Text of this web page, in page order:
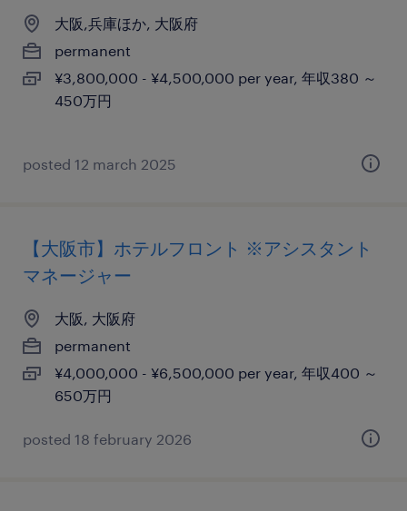
大阪,兵庫ほか, 大阪府
permanent
¥3,800,000 - ¥4,500,000 per year, 年収380 ～
450万円
posted 12 march 2025
【大阪市】ホテルフロント ※アシスタント
マネージャー
大阪, 大阪府
permanent
¥4,000,000 - ¥6,500,000 per year, 年収400 ～
650万円
posted 18 february 2026